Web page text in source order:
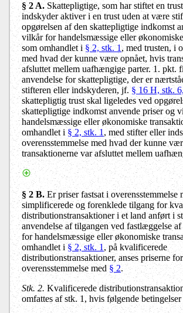
§ 2 A. Skattepligtige, som har stiftet en
indskyder aktiver i en trust uden at være
opgørelsen af den skattepligtige indkomst
vilkår for handelsmæssige eller
som omhandlet i§ 2, stk. 1, med trusten, i
med hvad der kunne være opnået, hvis
afsluttet mellem uafhængige parter. 1. pkt.
anvendelse for skattepligtige, der er
stifteren eller indskyderen, jf.§ 16 H, stk.
skattepligtig trust skal ligeledes ved
skattepligtige indkomst anvende priser og
handelsmæssige eller økonomiske
omhandlet i § 2, stk. 1 , med stifter eller
overensstemmelse med hvad der kunne
transaktionerne var afsluttet mellem
§ 2 B.Er priser fastsat i overensstemmelse
simplificerede og forenklede tilgang for
distributionstransaktioner i et land anført i
anvendelse af tilgangen ved fastlæggelse
for handelsmæssige eller økonomiske
omhandlet i§ 2, stk. 1, på kvalificerede
distributionstransaktioner, anses priserne
overensstemmelse med§ 2.
Stk. 2. Kvalificerede
omfattes af stk. 1, hvis følgende